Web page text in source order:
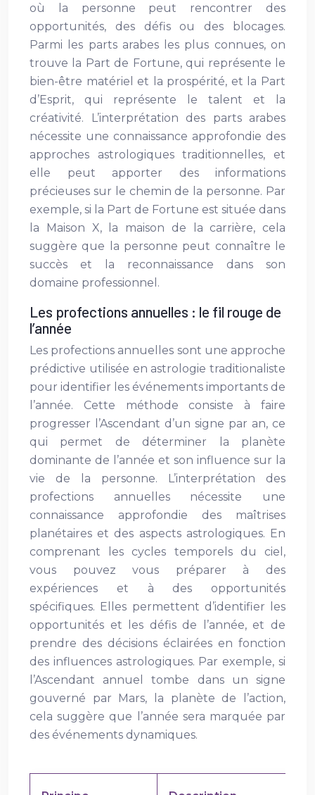
où la personne peut rencontrer des
opportunités, des défis ou des blocages.
Parmi les parts arabes les plus connues, on
trouve la Part de Fortune, qui représente le
bien-être matériel et la prospérité, et la Part
d’Esprit, qui représente le talent et la
créativité. L’interprétation des parts arabes
nécessite une connaissance approfondie des
approches astrologiques traditionnelles, et
elle peut apporter des informations
précieuses sur le chemin de la personne. Par
exemple, si la Part de Fortune est située dans
la Maison X, la maison de la carrière, cela
suggère que la personne peut connaître le
succès et la reconnaissance dans son
domaine professionnel.
Les profections annuelles : le fil rouge de
l’année
Les profections annuelles sont une approche
prédictive utilisée en astrologie traditionaliste
pour identifier les événements importants de
l’année. Cette méthode consiste à faire
progresser l’Ascendant d’un signe par an, ce
qui permet de déterminer la planète
dominante de l’année et son influence sur la
vie de la personne. L’interprétation des
profections annuelles nécessite une
connaissance approfondie des maîtrises
planétaires et des aspects astrologiques. En
comprenant les cycles temporels du ciel,
vous pouvez vous préparer à des
expériences et à des opportunités
spécifiques. Elles permettent d’identifier les
opportunités et les défis de l’année, et de
prendre des décisions éclairées en fonction
des influences astrologiques. Par exemple, si
l’Ascendant annuel tombe dans un signe
gouverné par Mars, la planète de l’action,
cela suggère que l’année sera marquée par
des événements dynamiques.